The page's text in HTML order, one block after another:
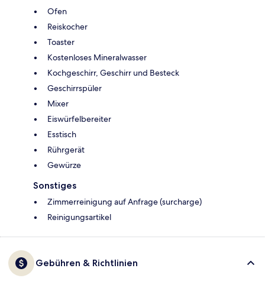
Ofen
Reiskocher
Toaster
Kostenloses Mineralwasser
Kochgeschirr, Geschirr und Besteck
Geschirrspüler
Mixer
Eiswürfelbereiter
Esstisch
Rührgerät
Gewürze
Sonstiges
Zimmerreinigung auf Anfrage (surcharge)
Reinigungsartikel
Gebühren & Richtlinien